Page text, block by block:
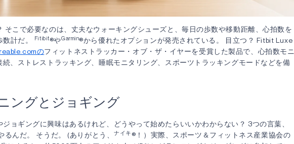
そこで必要なのは、丈夫なウォーキングシューズと、毎日の歩数や移動距離、心拍数を
計だ。
Fitibit®やGarmin®から優れたオプションが発売されている。 目立つ？ Fitbit Luxe
のフィットネストラッカー・オブ・ザ・イヤーを受賞した製品で、心拍数モニ
続、ストレストラッキング、睡眠モニタリング、スポーツトラッキングモードなどを備
ングとジョギング
ジョギングに興味はあるけれど、どうやって始めたらいいかわからない？ 3つの言葉、
るんだ。 そうだ。 (ありがとう、ナイキ®！）実際、スポーツ＆フィットネス産業協会の